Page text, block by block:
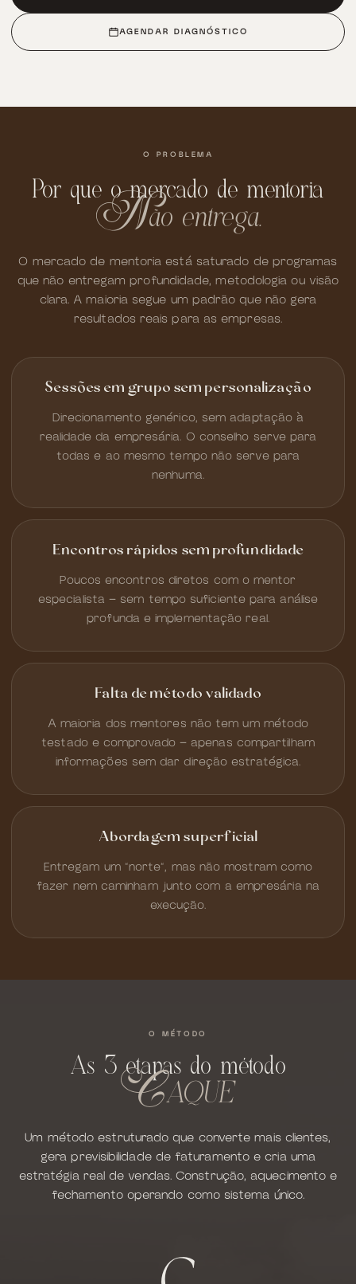
AGENDAR DIAGNÓSTICO
O PROBLEMA
Por que o mercado de mentoria
não entrega.
O mercado de mentoria está saturado de programas
que não entregam profundidade, metodologia ou visão
clara. A maioria segue um padrão que não gera
resultados reais para as empresas.
Sessões em grupo sem personalização
Direcionamento genérico, sem adaptação à
realidade da empresária. O conselho serve para
todas e ao mesmo tempo não serve para
nenhuma.
Encontros rápidos sem profundidade
Poucos encontros diretos com o mentor
especialista — sem tempo suficiente para análise
profunda e implementação real.
Falta de método validado
A maioria dos mentores não tem um método
testado e comprovado — apenas compartilham
informações sem dar direção estratégica.
Abordagem superficial
Entregam um "norte", mas não mostram como
fazer nem caminham junto com a empresária na
execução.
O MÉTODO
As 3 etapas do método
CAQUE
Um método estruturado que converte mais clientes,
gera previsibilidade de faturamento e cria uma
estratégia real de vendas. Construção, aquecimento e
fechamento operando como sistema único.